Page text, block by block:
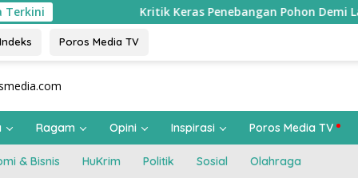
Terkini Kritik Keras Penebangan Pohon Demi Lapangan
Indeks Poros Media TV
Ragam Opini Inspirasi Poros Media TV
& Bisnis HuKrim Politik Sosial Olahraga